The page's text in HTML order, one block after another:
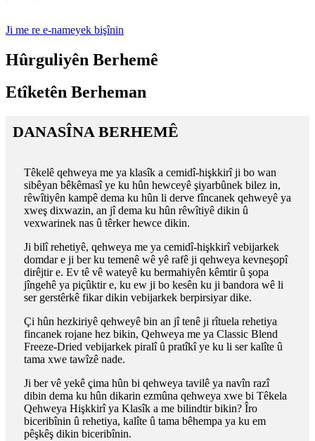
Ji me re e-nameyek bişînin
Hûrguliyên Berhemê
Etîketên Berheman
DANASÎNA BERHEMÊ
Têkelê qehweya me ya klasîk a cemidî-hişkkirî ji bo wan
sibêyan bêkêmasî ye ku hûn hewceyê şiyarbûnek bilez in,
rêwîtiyên kampê dema ku hûn li derve fîncanek qehweyê ya
xweş dixwazin, an jî dema ku hûn rêwîtiyê dikin û
vexwarinek nas û têrker hewce dikin.
Ji bilî rehetiyê, qehweya me ya cemidî-hişkkirî vebijarkek
domdar e ji ber ku temenê wê yê rafê ji qehweya kevneşopî
dirêjtir e. Ev tê vê wateyê ku bermahiyên kêmtir û şopa
jîngehê ya piçûktir e, ku ew ji bo kesên ku ji bandora wê li
ser gerstêrkê fikar dikin vebijarkek berpirsiyar dike.
Çi hûn hezkiriyê qehweyê bin an jî tenê ji rîtuela rehetiya
fincanek rojane hez bikin, Qehweya me ya Classic Blend
Freeze-Dried vebijarkek piralî û pratîkî ye ku li ser kalîte û
tama xwe tawîzê nade.
Ji ber vê yekê çima hûn bi qehweya tavilê ya navîn razî
dibin dema ku hûn dikarin ezmûna qehweya xwe bi Têkela
Qehweya Hişkkirî ya Klasîk a me bilindtir bikin? Îro
biceribînin û rehetiya, kalîte û tama bêhempa ya ku em
pêşkêş dikin biceribînin.